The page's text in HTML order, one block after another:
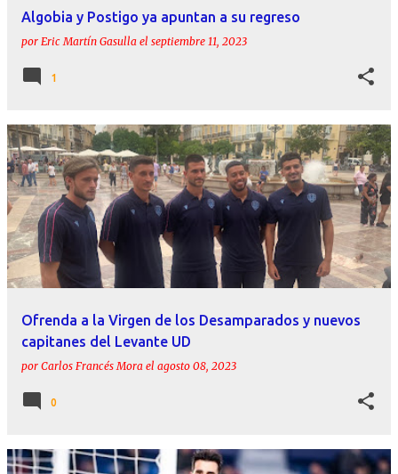
Algobia y Postigo ya apuntan a su regreso
por Eric Martín Gasulla el septiembre 11, 2023
1
Ofrenda a la Virgen de los Desamparados y nuevos
capitanes del Levante UD
por Carlos Francés Mora el agosto 08, 2023
0